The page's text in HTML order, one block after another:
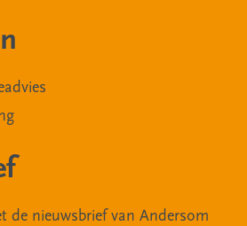
de nieuwsbrief van Andersom